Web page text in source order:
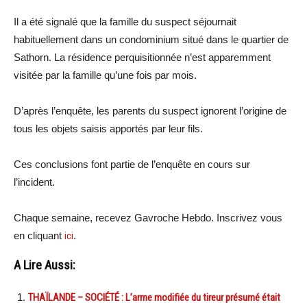
Il a été signalé que la famille du suspect séjournait
habituellement dans un condominium situé dans le quartier de
Sathorn. La résidence perquisitionnée n’est apparemment
visitée par la famille qu’une fois par mois.
D’après l’enquête, les parents du suspect ignorent l’origine de
tous les objets saisis apportés par leur fils.
Ces conclusions font partie de l’enquête en cours sur
l’incident.
Chaque semaine, recevez Gavroche Hebdo. Inscrivez vous
en cliquant ici.
A Lire Aussi:
THAÏLANDE – SOCIÉTÉ : L’arme modifiée du tireur présumé était